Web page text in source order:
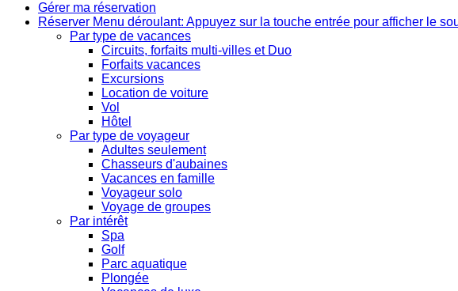
Gérer ma réservation
Réserver Menu déroulant: Appuyez sur la touche entrée pour afficher le
Par type de vacances
Circuits, forfaits multi-villes et Duo
Forfaits vacances
Excursions
Location de voiture
Vol
Hôtel
Par type de voyageur
Adultes seulement
Chasseurs d'aubaines
Vacances en famille
Voyageur solo
Voyage de groupes
Par intérêt
Spa
Golf
Parc aquatique
Plongée